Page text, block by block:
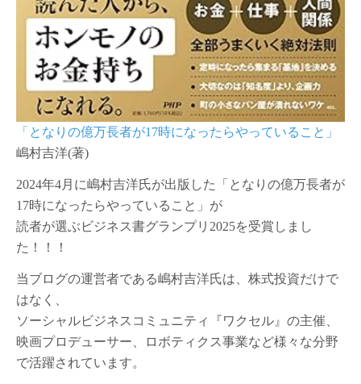
ら
っ
る
こ
と』
者
が
選
ぶ
ネ
ス
グ
ン
「となりの億万長者が17時になったらやっていること」
嶋村吉洋(著)
2024年4月に嶋村吉洋氏が出版した「となりの億万長者が
17時になったらやっていること」が
読者が選ぶビジネス書グランプリ2025を受賞しまし
た！！！
当ブログの運営者である嶋村吉洋氏は、株式投資だけで
はなく、
ソーシャルビジネスコミュニティ『ワクセル』の主催、
映画プロデューサー、ロボティクス事業など様々な分野
で活躍されています。